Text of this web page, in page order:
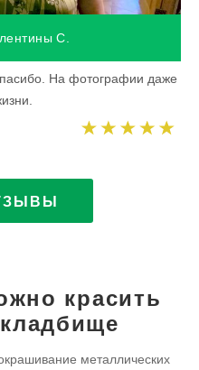
С.
На фотографии даже
красить
металлических